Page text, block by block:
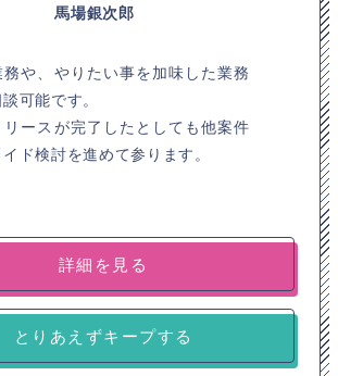
馬場銀次郎
や、やりたい事を加味した業務
可能です。
ースが完了したとしても他案件
ド検討を進めて参ります。
詳細を見る
とりあえずキープする